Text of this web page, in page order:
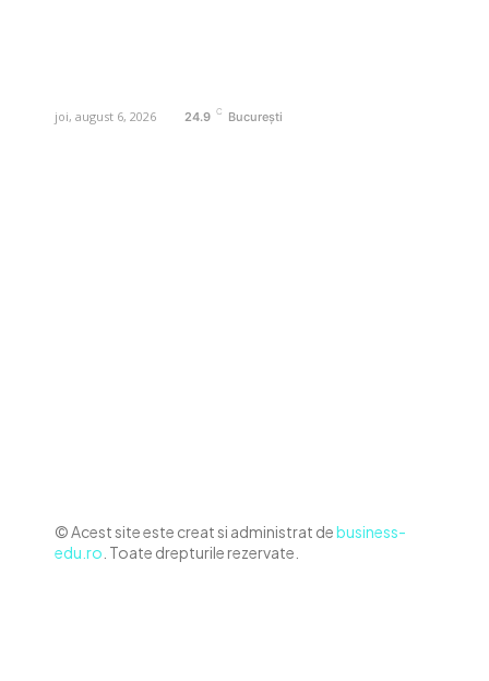
joi, august 6, 2026 24.9 C București
© Acest site este creat si administrat debusiness-
edu.ro . Toate drepturile rezervate.